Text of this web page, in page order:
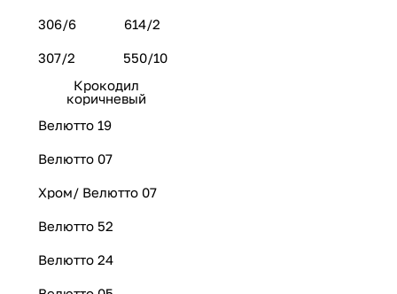
306/6 614/2
307/2
550/10
Крокодил
коричневый
Велютто 19
Велютто 07
Хром/ Велютто 07
Велютто 52
Велютто 24